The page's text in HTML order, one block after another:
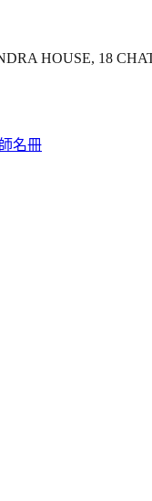
HOUSE, 18
名冊